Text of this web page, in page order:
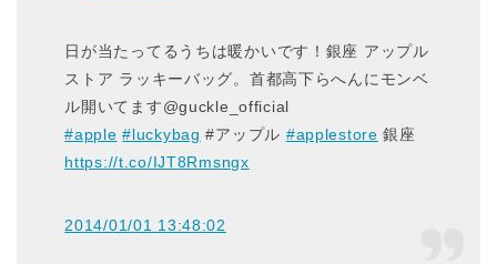
日が当たってるうちは暖かいです！銀座 アップル
ストア ラッキーバッグ。首都高下らへんにモンベ
ル開いてます@guckle_official
#apple #luckybag #アップル #applestore 銀座
https://t.co/IJT8Rmsngx
2014/01/01 13:48:02